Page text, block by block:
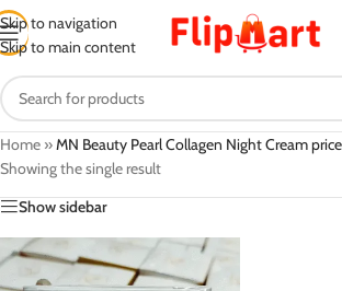
Skip to navigation
Skip to main content
Home »MN Beauty Pearl Collagen Night Cream
Showing the single result
Show sidebar